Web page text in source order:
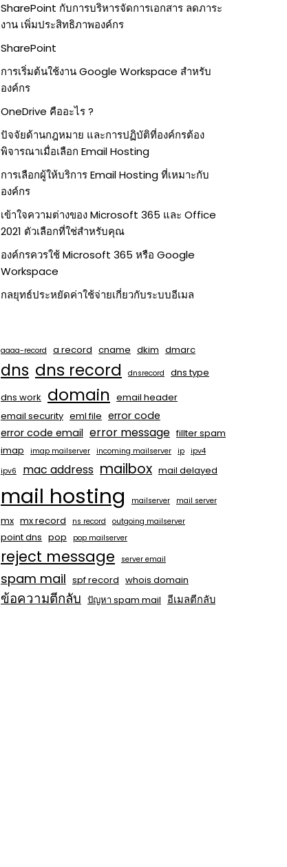
SharePoint กับการบริหารจัดการเอกสาร ลดภาระ
งาน เพิ่มประสิทธิภาพองค์กร
SharePoint
การเริ่มต้นใช้งาน Google Workspace สำหรับ
องค์กร
OneDrive คืออะไร ?
ปัจจัยด้านกฎหมาย และการปฏิบัติที่องค์กรต้อง
พิจารณาเมื่อเลือก Email Hosting
การเลือกผู้ให้บริการ Email Hosting ที่เหมาะกับ
องค์กร
เข้าใจความต่างของ Microsoft 365 และ Office
2021 ตัวเลือกที่ใช่สำหรับคุณ
องค์กรควรใช้ Microsoft 365 หรือ Google
Workspace
กลยุทธ์ประหยัดค่าใช้จ่ายเกี่ยวกับระบบอีเมล
aaaa-record a record cname dkim dmarc
dns dns record dnsrecord
dns type
dns work domain email header
email security eml file error code
error code email error message fillter spam
imap
imap mailserver incoming mailserver ip
ipv4
ipv6
mac address mailbox mail delayed
mail hosting mailserver mail server
mx mx record ns record outgoing mailserver
point dns pop pop mailserver
reject message server email
spam mail spf record whois domain
ข้อความตีกลับ ปัญหา spam mail อีเมลตีกลับ